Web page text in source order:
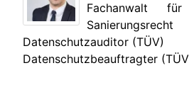
Fachanwalt
Sanierungsrecht
Datenschutzauditor (TÜV)
Datenschutzbeauftragter